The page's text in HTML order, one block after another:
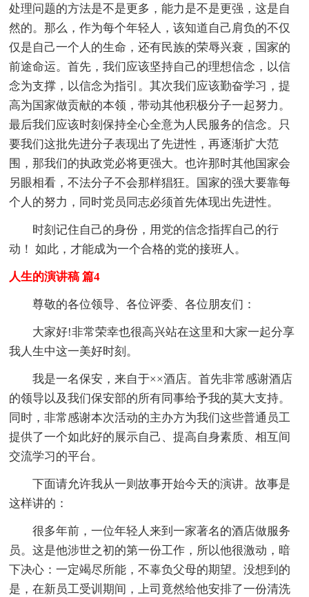
处理问题的方法是不是更多，能力是不是更强，这是自
然的。那么，作为每个年轻人，该知道自己肩负的不仅
仅是自己一个人的生命，还有民族的荣辱兴衰，国家的
前途命运。首先，我们应该坚持自己的理想信念，以信
念为支撑，以信念为指引。其次我们应该勤奋学习，提
高为国家做贡献的本领，带动其他积极分子一起努力。
最后我们应该时刻保持全心全意为人民服务的信念。只
要我们这批先进分子表现出了先进性，再逐渐扩大范
围，那我们的执政党必将更强大。也许那时其他国家会
另眼相看，不法分子不会那样猖狂。国家的强大要靠每
个人的努力，同时党员同志必须首先体现出先进性。
时刻记住自己的身份，用党的信念指挥自己的行
动！ 如此，才能成为一个合格的党的接班人。
人生的演讲稿 篇4
尊敬的各位领导、各位评委、各位朋友们：
大家好!非常荣幸也很高兴站在这里和大家一起分享
我人生中这一美好时刻。
我是一名保安，来自于××酒店。首先非常感谢酒店
的领导以及我们保安部的所有同事给予我的莫大支持。
同时，非常感谢本次活动的主办方为我们这些普通员工
提供了一个如此好的展示自己、提高自身素质、相互间
交流学习的平台。
下面请允许我从一则故事开始今天的演讲。故事是
这样讲的：
很多年前，一位年轻人来到一家著名的酒店做服务
员。这是他涉世之初的第一份工作，所以他很激动，暗
下决心：一定竭尽所能，不辜负父母的期望。没想到的
是，在新员工受训期间，上司竟然给他安排了一份清洗